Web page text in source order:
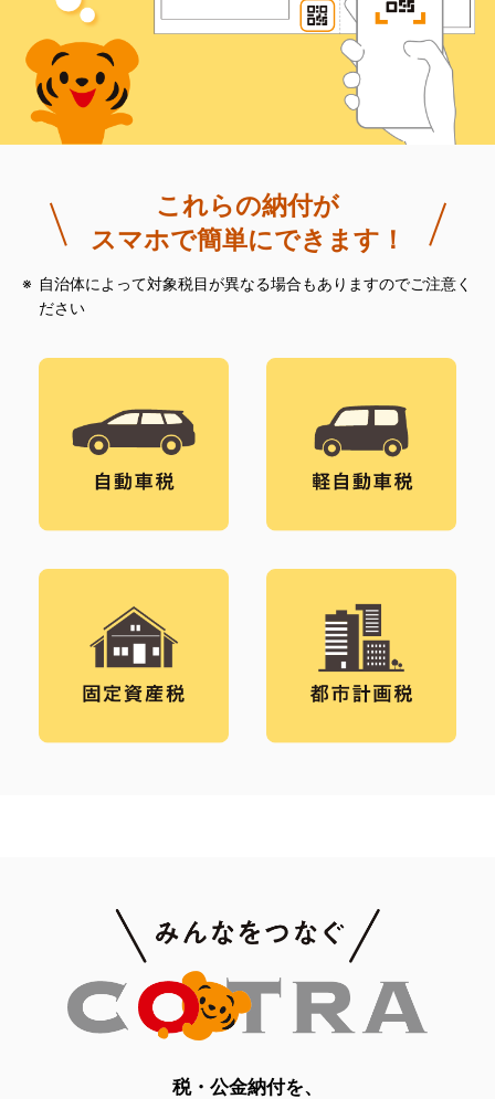
これらの納付が
スマホで簡単にできます！
自治体によって対象税目が異なる場合もありますのでご注意く
ださい
税・公金納付を、